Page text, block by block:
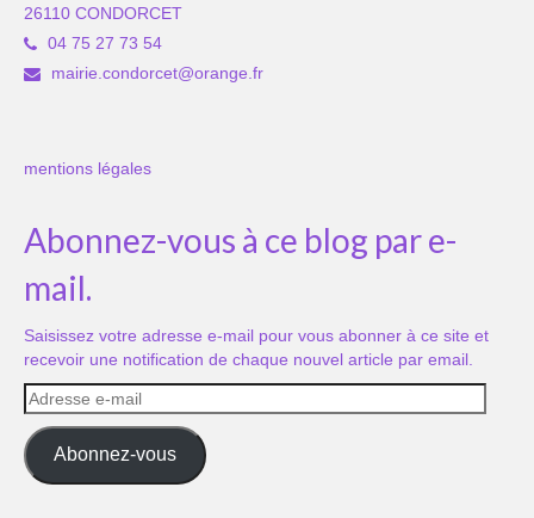
26110 CONDORCET
04 75 27 73 54
mairie.condorcet@orange.fr
mentions légales
Abonnez-vous à ce blog par e-
mail.
Saisissez votre adresse e-mail pour vous abonner à ce site et
recevoir une notification de chaque nouvel article par email.
Adresse
e-
mail
Abonnez-vous